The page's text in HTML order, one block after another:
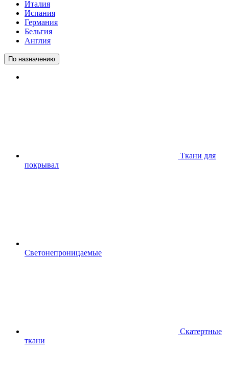
Италия
Испания
Германия
Бельгия
Англия
По назначению
Ткани для
покрывал
Светонепроницаемые
Скатертные
ткани